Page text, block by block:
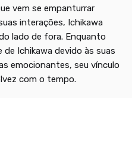
vem se empanturrar
interações, Ichikawa
lado de fora. Enquanto
Ichikawa devido às suas
emocionantes, seu vínculo
com o tempo.